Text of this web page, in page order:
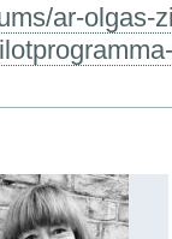
ar-olgas-